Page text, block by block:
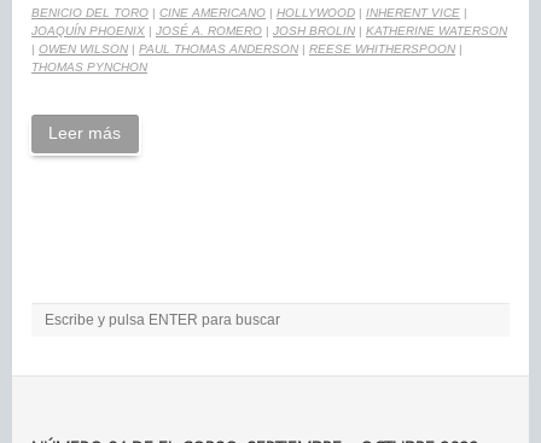
BENICIO DEL TORO | CINE AMERICANO | HOLLYWOOD | INHERENT VICE |
JOAQUÍN PHOENIX | JOSÉ A. ROMERO | JOSH BROLIN | KATHERINE WATERSON
| OWEN WILSON | PAUL THOMAS ANDERSON | REESE WHITHERSPOON |
THOMAS PYNCHON
Leer más